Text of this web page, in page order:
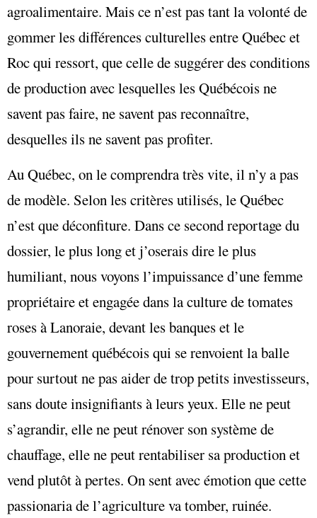
agroalimentaire. Mais ce n’est pas tant la volonté de
gommer les différences culturelles entre Québec et
Roc qui ressort, que celle de suggérer des conditions
de production avec lesquelles les Québécois ne
savent pas faire, ne savent pas reconnaître,
desquelles ils ne savent pas profiter.
Au Québec, on le comprendra très vite, il n’y a pas
de modèle. Selon les critères utilisés, le Québec
n’est que déconfiture. Dans ce second reportage du
dossier, le plus long et j’oserais dire le plus
humiliant, nous voyons l’impuissance d’une femme
propriétaire et engagée dans la culture de tomates
roses à Lanoraie, devant les banques et le
gouvernement québécois qui se renvoient la balle
pour surtout ne pas aider de trop petits investisseurs,
sans doute insignifiants à leurs yeux. Elle ne peut
s’agrandir, elle ne peut rénover son système de
chauffage, elle ne peut rentabiliser sa production et
vend plutôt à pertes. On sent avec émotion que cette
passionaria de l’agriculture va tomber, ruinée.